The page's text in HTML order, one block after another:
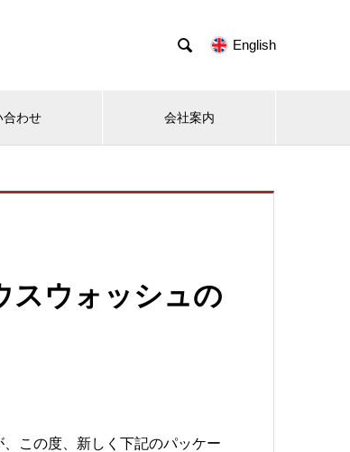
 English
合わせ 会社案内
スウォッシュの
、この度、新しく下記のパッケー